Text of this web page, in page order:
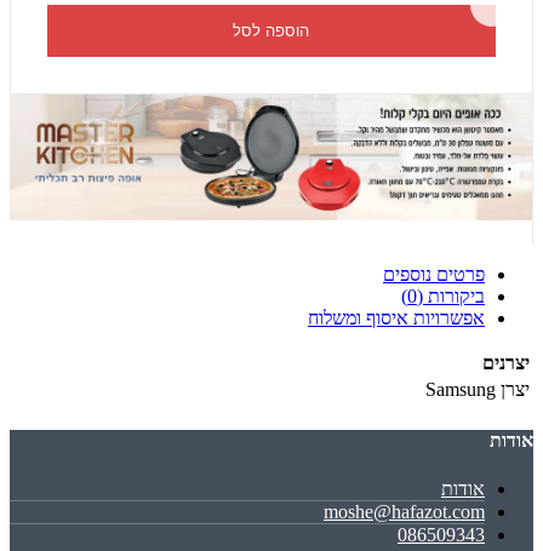
הוספה לסל
פרטים נוספים
ביקורות (0)
אפשרויות איסוף ומשלוח
יצרנים
יצרן Samsung
אודות
אודות
moshe@hafazot.com
086509343